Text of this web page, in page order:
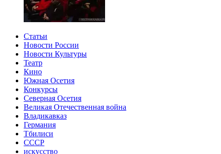
Статьи
Новости России
Новости Культуры
Театр
Кино
Южная Осетия
Конкурсы
Северная Осетия
Великая Отечественная война
Владикавказ
Германия
Тбилиси
СССР
искусство